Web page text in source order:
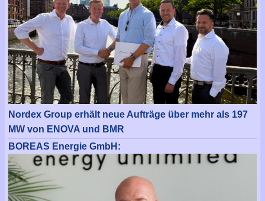
Nordex Group erhält neue Aufträge über mehr als 197
MW von ENOVA und BMR
BOREAS Energie GmbH: